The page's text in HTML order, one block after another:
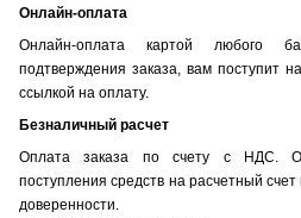
Онлайн-оплата
Онлайн-оплата картой любого
подтверждения заказа, вам поступит
ссылкой на оплату.
Безналичный расчет
Оплата заказа по счету с НДС.
поступления средств на расчетный
доверенности.